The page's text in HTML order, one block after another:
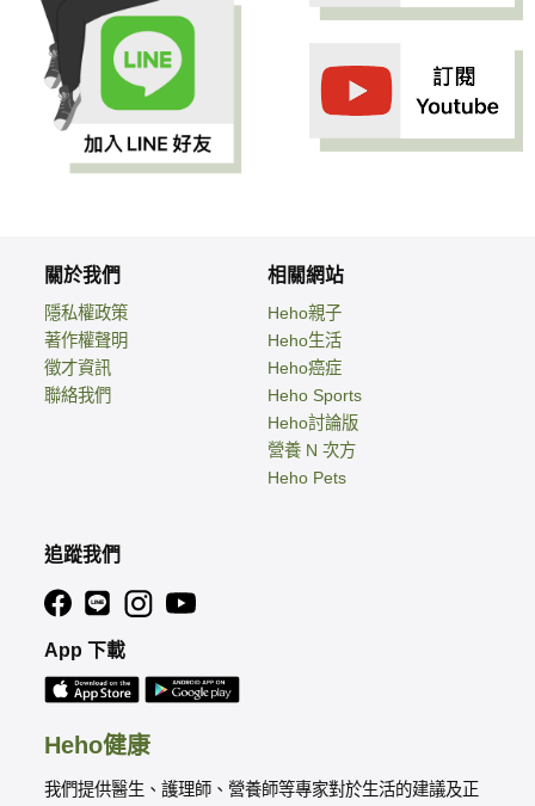
Heho健康
我們提供醫生、護理師、營養師等專家對於生活的建議及正
關於我們
隱私權政策
著作權聲明
徵才資訊
聯絡我們
相關網站
Heho親子
Heho生活
Heho癌症
Heho Sports
Heho討論版
營養 N 次方
Heho Pets
追蹤我們
App 下載